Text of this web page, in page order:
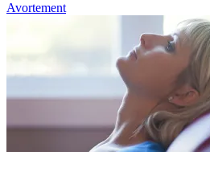
Avortement